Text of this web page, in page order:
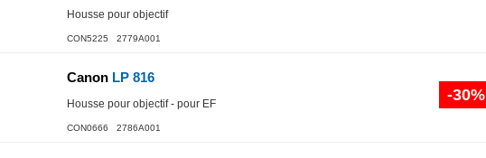
Housse pour objectif
CON5225 2779A001
Canon LP 816
Housse pour objectif - pour EF
CON0666 2786A001
-30%